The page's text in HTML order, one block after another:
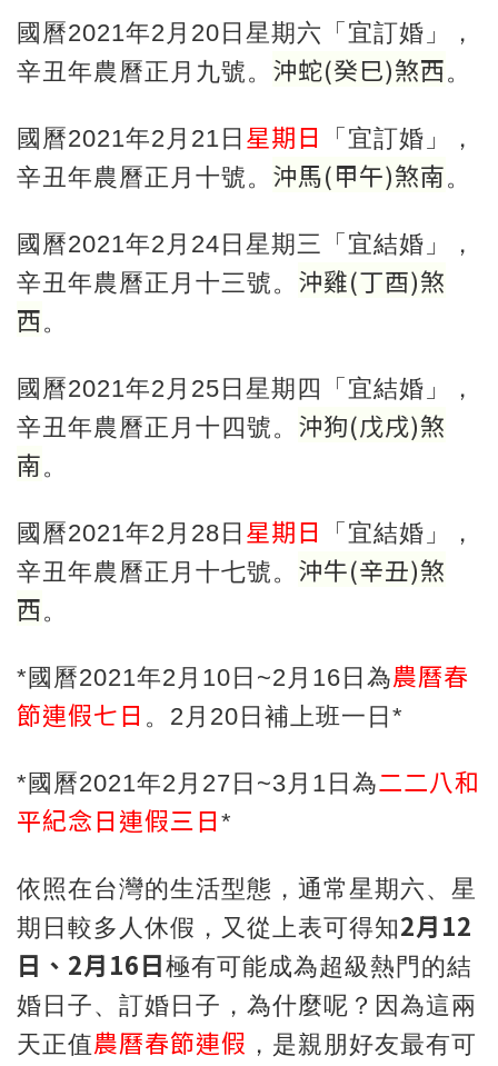
國曆2021年2月20日星期六「宜訂婚」，
辛丑年農曆正月九號。 沖蛇(癸巳)煞西。
國曆2021年2月21日 星期日
「宜訂婚」，
辛丑年農曆正月十號。 沖馬(甲午)煞南。
國曆2021年2月24日星期三「宜結婚」，
辛丑年農曆正月十三號。 沖雞(丁酉)煞
西。
國曆2021年2月25日星期四「宜結婚」，
辛丑年農曆正月十四號。 沖狗(戊戌)煞
南。
國曆2021年2月28日 星期日
「宜結婚」，
辛丑年農曆正月十七號。 沖牛(辛丑)煞
西。
*國曆2021年2月10日~2月16日為農曆春
節連假七日 。2月20日補上班一日*
*國曆2021年2月27日~3月1日為二二八和
平紀念日連假三日 *
依照在台灣的生活型態，通常星期六、星
期日較多人休假，又從上表可得知2月12
日、2月16日極有可能成為超級熱門的結
婚日子、訂婚日子，為什麼呢？因為這兩
天正值農曆春節連假 ，是親朋好友最有可